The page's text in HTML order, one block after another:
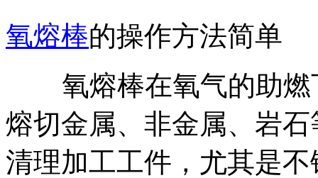
氧熔棒的操作方法简单
氧熔棒在氧气的助燃
熔切金属、非金属、岩
清理加工工件，尤其是